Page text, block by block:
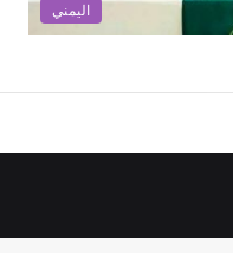
اليمني